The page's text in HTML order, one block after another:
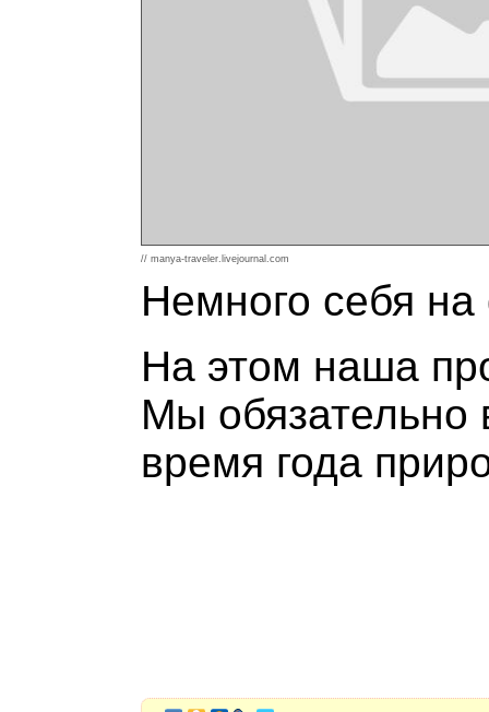
// manya-traveler.livejournal.com
Немного себя
На этом наша
Мы обязательно
время года